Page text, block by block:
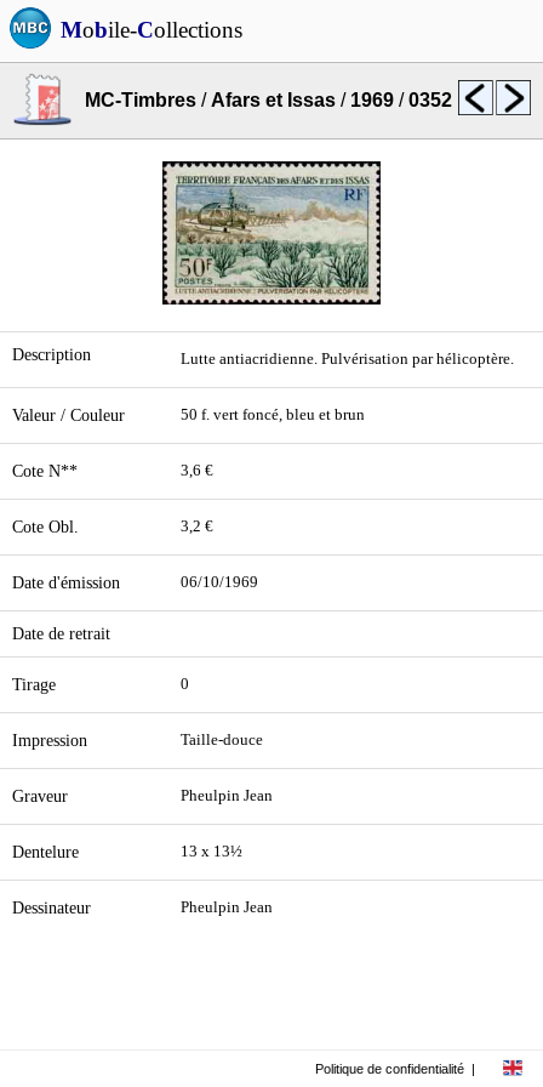
Mobile-Collections
MC-Timbres /Afars et Issas / 1969 /0352
Description Lutte antiacridienne. Pulvérisation par hélicoptère.
Valeur / Couleur 50 f. vert foncé, bleu et brun
Cote N** 3,6 €
Cote Obl. 3,2 €
Date d'émission 06/10/1969
Date de retrait
Tirage 0
Impression Taille-douce
Graveur Pheulpin Jean
Dentelure 13 x 13½
Dessinateur Pheulpin Jean
Politique de confidentialité |